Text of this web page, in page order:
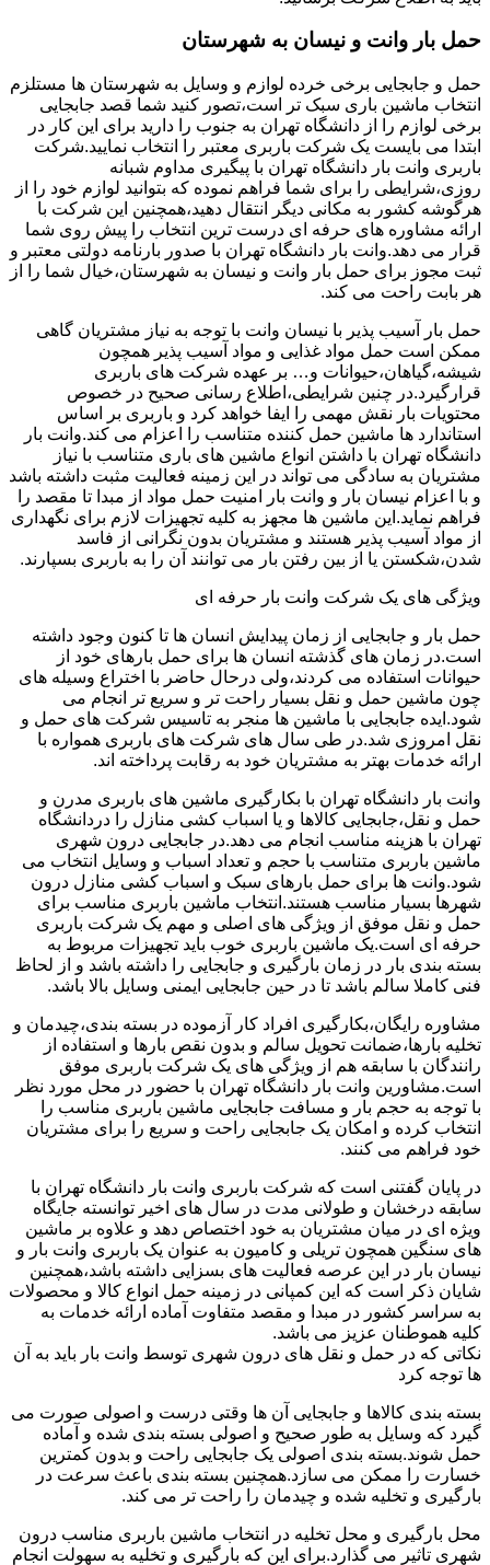
حمل بار وانت و نیسان به شهرستان
حمل و جابجایی برخی خرده لوازم و وسایل به شهرستان ها مستلزم
انتخاب ماشین باری سبک تر است،تصور کنید شما قصد جابجایی
برخی لوازم را از دانشگاه تهران به جنوب را دارید برای این کار در
ابتدا می بایست یک شرکت باربری معتبر را انتخاب نمایید.شرکت
باربری وانت بار دانشگاه تهران با پیگیری مداوم شبانه
روزی،شرایطی را برای شما فراهم نموده که بتوانید لوازم خود را از
هرگوشه کشور به مکانی دیگر انتقال دهید،همچنین این شرکت با
ارائه مشاوره های حرفه ای درست ترین انتخاب را پیش روی شما
قرار می دهد.وانت بار دانشگاه تهران با صدور بارنامه دولتی معتبر و
ثبت مجوز برای حمل بار وانت و نیسان به شهرستان،خیال شما را از
هر بابت راحت می کند.
حمل بار آسیب پذیر با نیسان وانت با توجه به نیاز مشتریان گاهی
ممکن است حمل مواد غذایی و مواد آسیب پذیر همچون
شیشه،گیاهان،حیوانات و… بر عهده شرکت های باربری
قرارگیرد.در چنین شرایطی،اطلاع رسانی صحیح در خصوص
محتویات بار نقش مهمی را ایفا خواهد کرد و باربری بر اساس
استاندارد ها ماشین حمل کننده متناسب را اعزام می کند.وانت بار
دانشگاه تهران با داشتن انواع ماشین های باری متناسب با نیاز
مشتریان به سادگی می تواند در این زمینه فعالیت مثبت داشته باشد
و با اعزام نیسان بار و وانت بار امنیت حمل مواد از مبدا تا مقصد را
فراهم نماید.این ماشین ها مجهز به کلیه تجهیزات لازم برای نگهداری
از مواد آسیب پذیر هستند و مشتریان بدون نگرانی از فاسد
شدن،شکستن یا از بین رفتن بار می توانند آن را به باربری بسپارند.
ویژگی های یک شرکت وانت بار حرفه ای
حمل بار و جابجایی از زمان پیدایش انسان ها تا کنون وجود داشته
است.در زمان های گذشته انسان ها برای حمل بارهای خود از
حیوانات استفاده می کردند،ولی درحال حاضر با اختراع وسیله های
چون ماشین حمل و نقل بسیار راحت تر و سریع تر انجام می
شود.ایده جابجایی با ماشین ها منجر به تاسیس شرکت های حمل و
نقل امروزی شد.در طی سال های شرکت های باربری همواره با
ارائه خدمات بهتر به مشتریان خود به رقابت پرداخته اند.
وانت بار دانشگاه تهران با بکارگیری ماشین های باربری مدرن و
حمل و نقل،جابجایی کالاها و یا اسباب کشی منازل را دردانشگاه
تهران با هزینه مناسب انجام می دهد.در جابجایی درون شهری
ماشین باربری متناسب با حجم و تعداد اسباب و وسایل انتخاب می
شود.وانت ها برای حمل بارهای سبک و اسباب کشی منازل درون
شهرها بسیار مناسب هستند.انتخاب ماشین باربری مناسب برای
حمل و نقل موفق از ویژگی های اصلی و مهم یک شرکت باربری
حرفه ای است.یک ماشین باربری خوب باید تجهیزات مربوط به
بسته بندی بار در زمان بارگیری و جابجایی را داشته باشد و از لحاظ
فنی کاملا سالم باشد تا در حین جابجایی ایمنی وسایل بالا باشد.
مشاوره رایگان،بکارگیری افراد کار آزموده در بسته بندی،چیدمان و
تخلیه بارها،ضمانت تحویل سالم و بدون نقص بارها و استفاده از
رانندگان با سابقه هم از ویژگی های یک شرکت باربری موفق
است.مشاورین وانت بار دانشگاه تهران با حضور در محل مورد نظر
با توجه به حجم بار و مسافت جابجایی ماشین باربری مناسب را
انتخاب کرده و امکان یک جابجایی راحت و سریع را برای مشتریان
خود فراهم می کنند.
در پایان گفتنی است که شرکت باربری وانت بار دانشگاه تهران با
سابقه درخشان و طولانی مدت در سال های اخیر توانسته جایگاه
ویژه ای در میان مشتریان به خود اختصاص دهد و علاوه بر ماشین
های سنگین همچون تریلی و کامیون به عنوان یک باربری وانت بار و
نیسان بار در این عرصه فعالیت های بسزایی داشته باشد،همچنین
شایان ذکر است که این کمپانی در زمینه حمل انواع کالا و محصولات
به سراسر کشور در مبدا و مقصد متفاوت آماده ارائه خدمات به
کلیه هموطنان عزیز می باشد.
نکاتی که در حمل و نقل های درون شهری توسط وانت بار باید به آن
ها توجه کرد
بسته بندی کالاها و جابجایی آن ها وقتی درست و اصولی صورت می
گیرد که وسایل به طور صحیح و اصولی بسته بندی شده و آماده
حمل شوند.بسته بندی اصولی یک جابجایی راحت و بدون کمترین
خسارت را ممکن می سازد.همچنین بسته بندی باعث سرعت در
بارگیری و تخلیه شده و چیدمان را راحت تر می کند.
محل بارگیری و محل تخلیه در انتخاب ماشین باربری مناسب درون
شهری تاثیر می گذارد.برای این که بارگیری و تخلیه به سهولت انجام